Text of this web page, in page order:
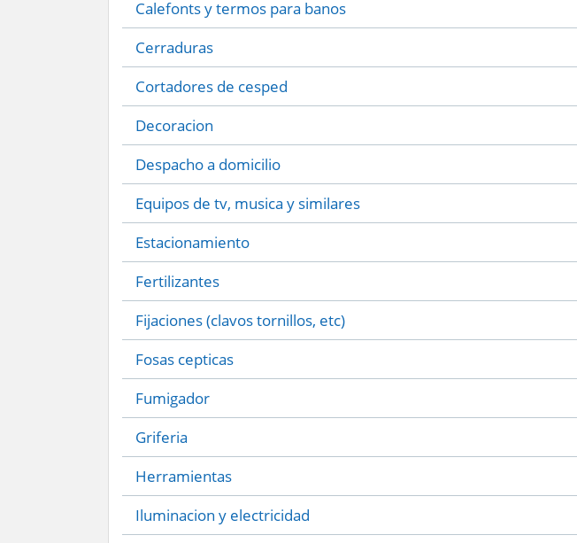
Calefonts y termos para banos
Cerraduras
Cortadores de cesped
Decoracion
Despacho a domicilio
Equipos de tv, musica y similares
Estacionamiento
Fertilizantes
Fijaciones (clavos tornillos, etc)
Fosas cepticas
Fumigador
Griferia
Herramientas
Iluminacion y electricidad